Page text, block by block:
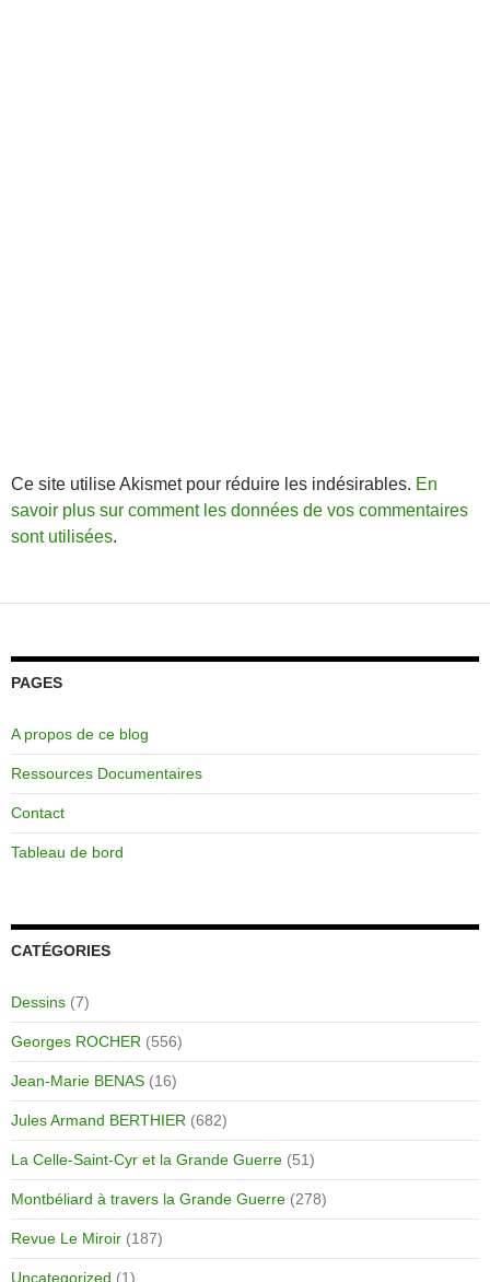
Ce site utilise Akismet pour réduire les indésirables. En
savoir plus sur comment les données de vos commentaires
sont utilisées.
PAGES
A propos de ce blog
Ressources Documentaires
Contact
Tableau de bord
CATÉGORIES
Dessins (7)
Georges ROCHER (556)
Jean-Marie BENAS (16)
Jules Armand BERTHIER (682)
La Celle-Saint-Cyr et la Grande Guerre (51)
Montbéliard à travers la Grande Guerre (278)
Revue Le Miroir (187)
Uncategorized (1)